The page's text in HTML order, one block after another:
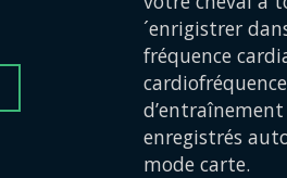
´enrigistrer
fréquence
enregistrés
mode carte.